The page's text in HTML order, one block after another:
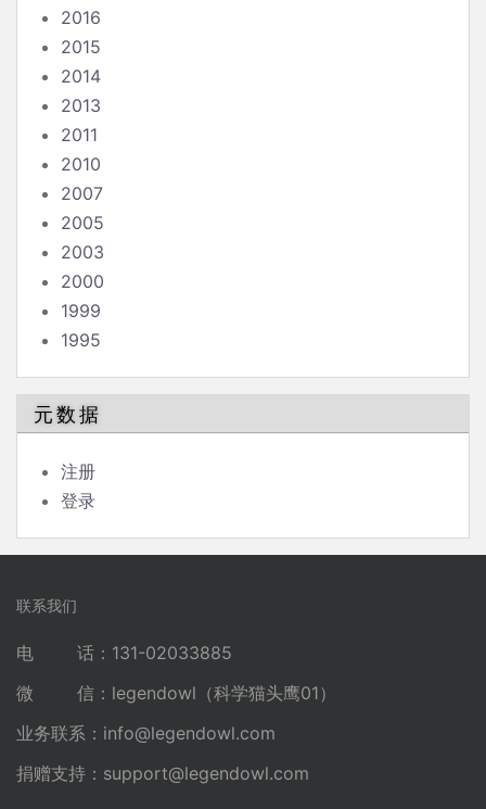
2016
2015
2014
2013
2011
2010
2007
2005
2003
2000
1999
1995
元数据
注册
登录
联系我们
电 话：131-02033885
微 信：legendowl（科学猫头鹰01）
业务联系： info@legendowl.com
捐赠支持： support@legendowl.com